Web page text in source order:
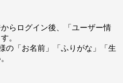
らログイン後、「ユーザー情
。
の「お名前」「ふりがな」「生